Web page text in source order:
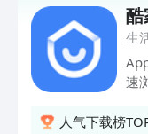
们
进
量
智
室
点
供
酷
生
速
人气下载榜